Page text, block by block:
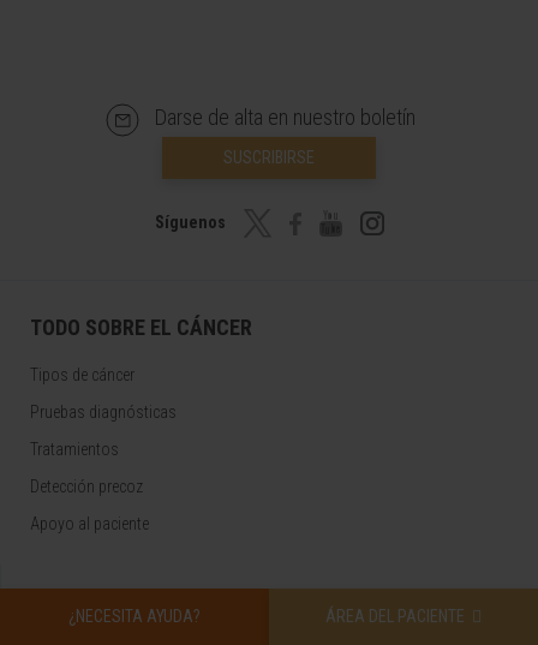
¿NECESITA AYUDA? ÁREA DEL PACIENTE
Darse de alta en nuestro boletín
SUSCRIBIRSE
Síguenos
TODO SOBRE EL CÁNCER
Tipos de cáncer
Pruebas diagnósticas
Tratamientos
Detección precoz
Apoyo al paciente
AREAS DEL CÁNCER